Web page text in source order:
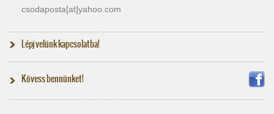
csodaposta[at]​yahoo.com
Lépj velünk kapcsolatba!
Kövess bennünket!